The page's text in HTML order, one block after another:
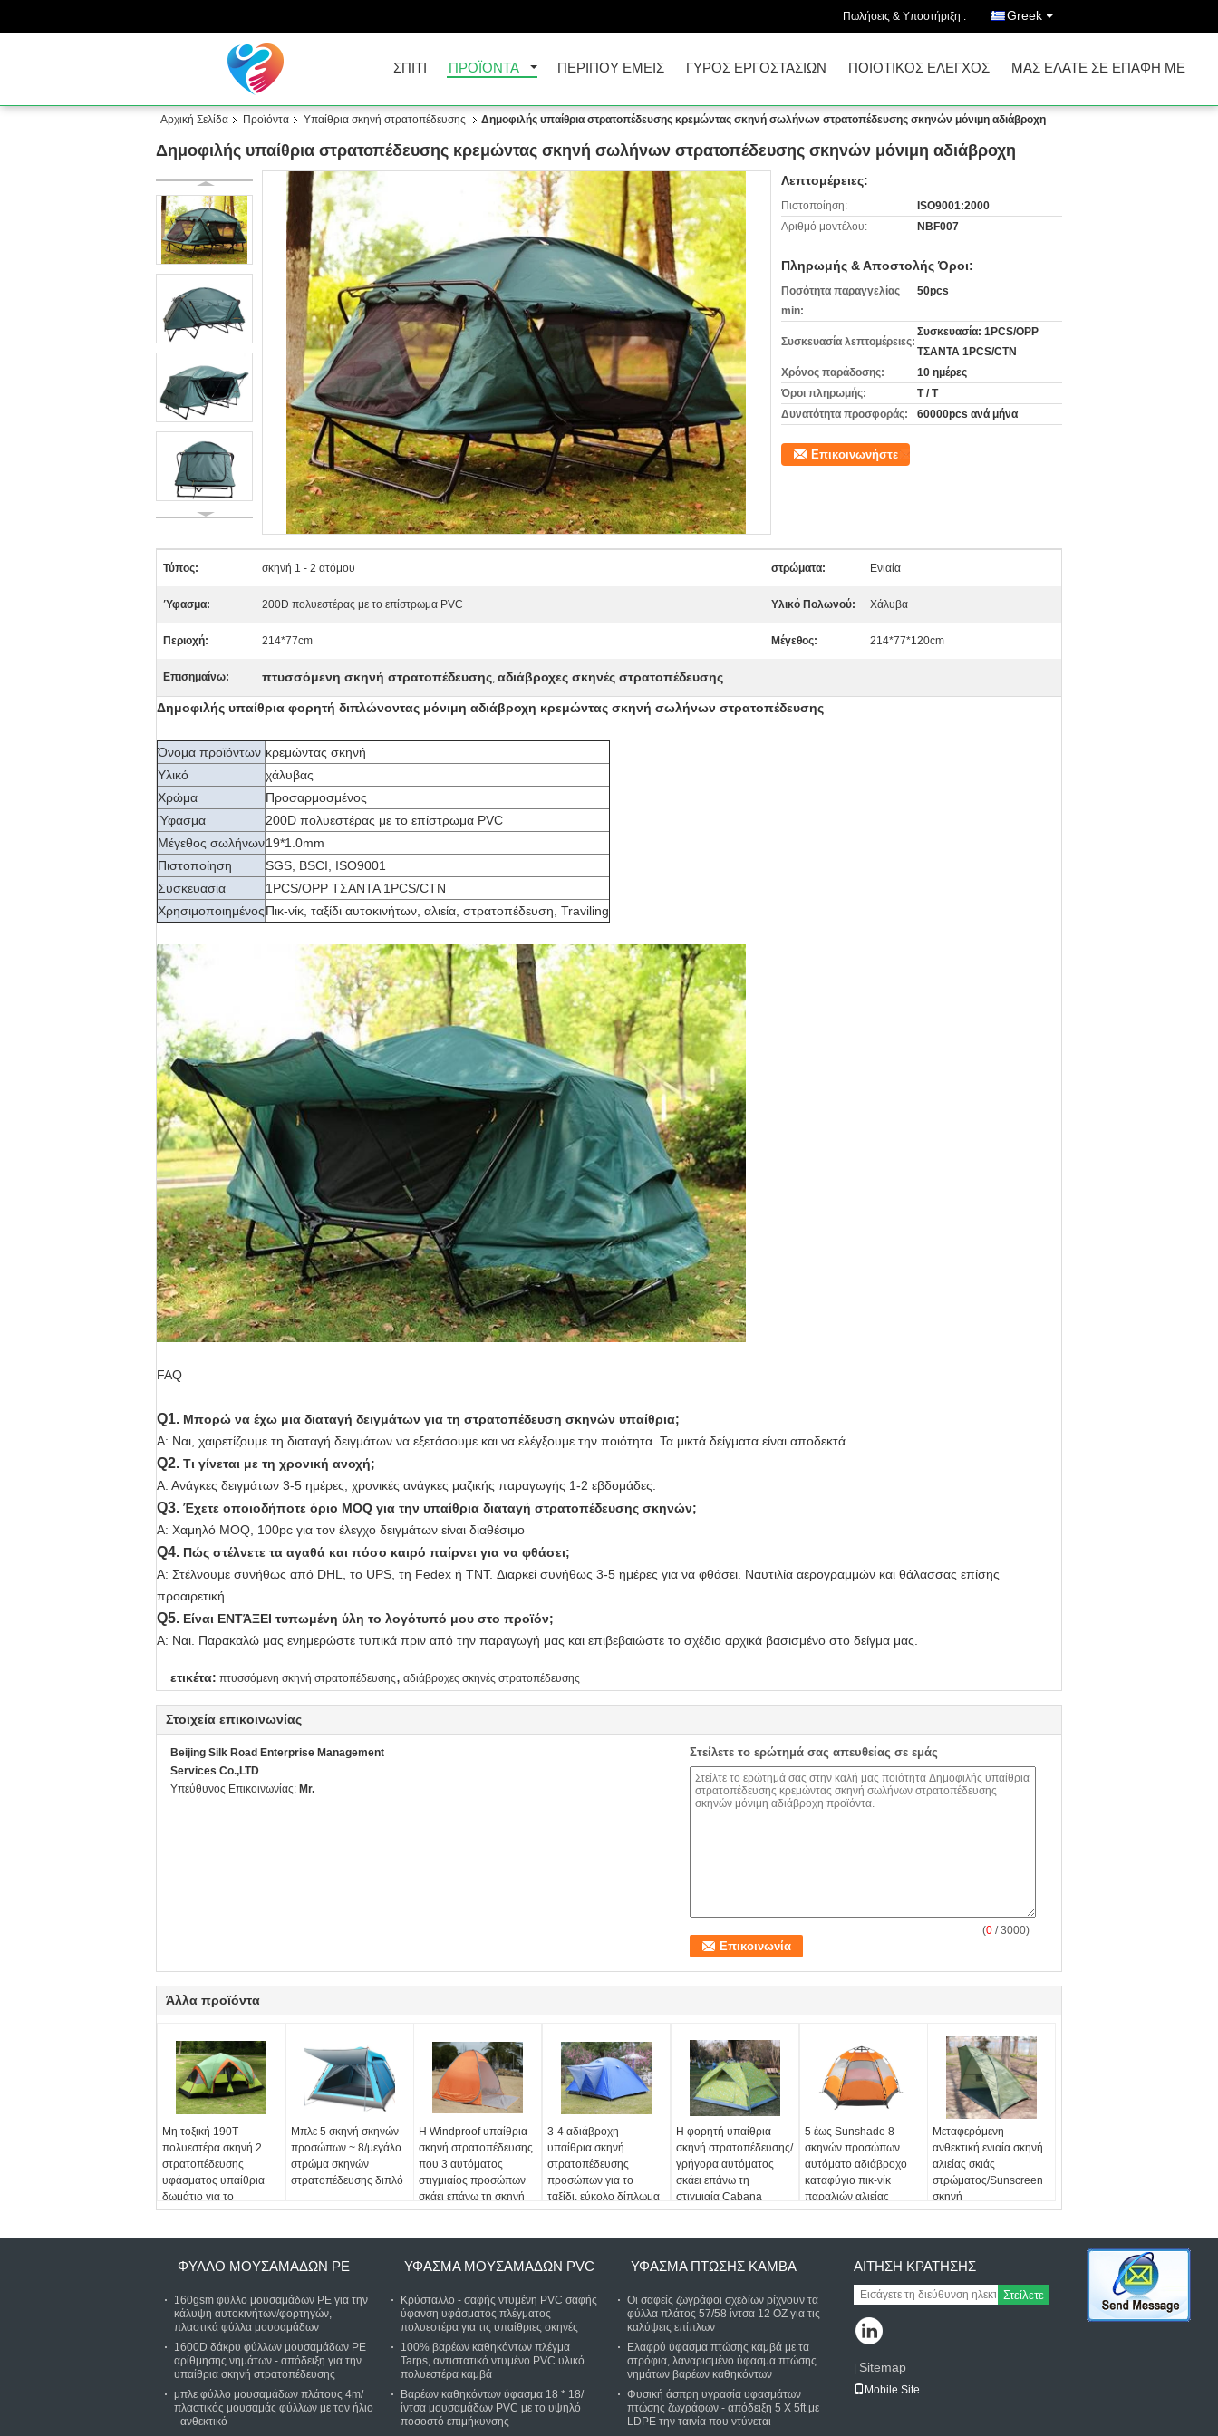
Πωλήσεις & Υποστήριξη : Greek
ΣΠΊΤΙ ΠΡΟΪΌΝΤΑ ΠΕΡΊΠΟΥ ΕΜΕΊΣ ΓΎΡΟΣ ΕΡΓΟΣΤΑΣΊΩΝ ΠΟΙΟΤΙΚΌΣ ΈΛΕΓΧΟΣ ΜΑΣ ΕΛΆΤΕ ΣΕ ΕΠΑΦΉ ΜΕ
Αρχική Σελίδα Προϊόντα Υπαίθρια σκηνή στρατοπέδευσης Δημοφιλής υπαίθρια στρατοπέδευσης κρεμώντας σκηνή σωλήνων στρατοπέδευσης σκηνών μόνιμη αδιάβροχη
Δημοφιλής υπαίθρια στρατοπέδευσης κρεμώντας σκηνή σωλήνων στρατοπέδευσης σκηνών μόνιμη αδιάβροχη
Λεπτομέρειες:
Πιστοποίηση:
ISO9001:2000
Αριθμό μοντέλου:
NBF007
Πληρωμής & Αποστολής Όροι:
Ποσότητα παραγγελίας
min:
50pcs
Συσκευασία λεπτομέρειες:
Συσκευασία: 1PCS/OPP
ΤΣΑΝΤΑ 1PCS/CTN
Χρόνος παράδοσης:
10 ημέρες
Όροι πληρωμής:
T / T
Δυνατότητα προσφοράς:
60000pcs ανά μήνα
Επικοινωνήστε
Τύπος: σκηνή 1 - 2 ατόμου στρώματα: Ενιαία
Ύφασμα: 200D πολυεστέρας με το επίστρωμα PVC Υλικό Πολωνού: Χάλυβα
Περιοχή: 214*77cm Μέγεθος: 214*77*120cm
Επισημαίνω: πτυσσόμενη σκηνή στρατοπέδευσης, αδιάβροχες σκηνές στρατοπέδευσης
Δημοφιλής υπαίθρια φορητή διπλώνοντας μόνιμη αδιάβροχη κρεμώντας σκηνή σωλήνων στρατοπέδευσης
Όνομα προϊόντων κρεμώντας σκηνή
Υλικό
χάλυβας
Χρώμα
Προσαρμοσμένος
Ύφασμα
200D πολυεστέρας με το επίστρωμα PVC
Μέγεθος σωλήνων19*1.0mm
Πιστοποίηση
SGS, BSCI, ISO9001
Συσκευασία
1PCS/OPP ΤΣΑΝΤΑ 1PCS/CTN
ΧρησιμοποιημένοςΠικ-νίκ, ταξίδι αυτοκινήτων, αλιεία, στρατοπέδευση, Traviling
FAQ
Q1. Μπορώ να έχω μια διαταγή δειγμάτων για τη στρατοπέδευση σκηνών υπαίθρια;
Α: Ναι, χαιρετίζουμε τη διαταγή δειγμάτων να εξετάσουμε και να ελέγξουμε την ποιότητα. Τα μικτά δείγματα είναι αποδεκτά.
Q2. Τι γίνεται με τη χρονική ανοχή;
Α: Ανάγκες δειγμάτων 3-5 ημέρες, χρονικές ανάγκες μαζικής παραγωγής 1-2 εβδομάδες.
Q3. Έχετε οποιοδήποτε όριο MOQ για την υπαίθρια διαταγή στρατοπέδευσης σκηνών;
Α: Χαμηλό MOQ, 100pc για τον έλεγχο δειγμάτων είναι διαθέσιμο
Q4. Πώς στέλνετε τα αγαθά και πόσο καιρό παίρνει για να φθάσει;
Α: Στέλνουμε συνήθως από DHL, το UPS, τη Fedex ή TNT. Διαρκεί συνήθως 3-5 ημέρες για να φθάσει. Ναυτιλία αερογραμμών και θάλασσας επίσης
προαιρετική.
Q5. Είναι ΕΝΤΆΞΕΙ τυπωμένη ύλη το λογότυπό μου στο προϊόν;
Α: Ναι. Παρακαλώ μας ενημερώστε τυπικά πριν από την παραγωγή μας και επιβεβαιώστε το σχέδιο αρχικά βασισμένο στο δείγμα μας.
ετικέτα: πτυσσόμενη σκηνή στρατοπέδευσης, αδιάβροχες σκηνές στρατοπέδευσης
Στοιχεία επικοινωνίας
Beijing Silk Road Enterprise Management
Services Co.,LTD
Υπεύθυνος Επικοινωνίας: Mr.
Στείλετε το ερώτημά σας απευθείας σε εμάς
(0 / 3000)
Άλλα προϊόντα
Μη τοξική 190T
πολυεστέρα σκηνή 2
στρατοπέδευσης
υφάσματος υπαίθρια
δωμάτιο για το
πρόσωπο 8 To10
Μπλε 5 σκηνή σκηνών
προσώπων ~ 8/μεγάλο
στρώμα σκηνών
στρατοπέδευσης διπλό
Η Windproof υπαίθρια
σκηνή στρατοπέδευσης
που 3 αυτόματος
στιγμιαίος προσώπων
σκάει επάνω τη σκηνή
3-4 αδιάβροχη
υπαίθρια σκηνή
στρατοπέδευσης
προσώπων για το
ταξίδι, εύκολο δίπλωμα
Η φορητή υπαίθρια
σκηνή στρατοπέδευσης/
γρήγορα αυτόματος
σκάει επάνω τη
στιγμιαία Cabana
σκηνή στρατοπέδευσης
5 έως Sunshade 8
σκηνών προσώπων
αυτόματο αδιάβροχο
καταφύγιο πικ-νίκ
παραλιών αλιείας
κήπων σκηνών θερινής
Μεταφερόμενη
ανθεκτική ενιαία σκηνή
αλιείας σκιάς
στρώματος/Sunscreen
σκηνή
ΦΎΛΛΟ ΜΟΥΣΑΜΆΔΩΝ PE
160gsm φύλλο μουσαμάδων PE για την
κάλυψη αυτοκινήτων/φορτηγών,
πλαστικά φύλλα μουσαμάδων
1600D δάκρυ φύλλων μουσαμάδων PE
αρίθμησης νημάτων - απόδειξη για την
υπαίθρια σκηνή στρατοπέδευσης
μπλε φύλλο μουσαμάδων πλάτους 4m/
πλαστικός μουσαμάς φύλλων με τον ήλιο
- ανθεκτικό
ΎΦΑΣΜΑ ΜΟΥΣΑΜΆΔΩΝ PVC
Κρύσταλλο - σαφής ντυμένη PVC σαφής
ύφανση υφάσματος πλέγματος
πολυεστέρα για τις υπαίθριες σκηνές
100% βαρέων καθηκόντων πλέγμα
Tarps, αντιστατικό ντυμένο PVC υλικό
πολυεστέρα καμβά
Βαρέων καθηκόντων ύφασμα 18 * 18/
ίντσα μουσαμάδων PVC με το υψηλό
ποσοστό επιμήκυνσης
ΎΦΑΣΜΑ ΠΤΏΣΗΣ ΚΑΜΒΆ
Οι σαφείς ζωγράφοι σχεδίων ρίχνουν τα
φύλλα πλάτος 57/58 ίντσα 12 OZ για τις
καλύψεις επίπλων
Ελαφρύ ύφασμα πτώσης καμβά με τα
στρόφια, λαναρισμένο ύφασμα πτώσης
νημάτων βαρέων καθηκόντων
Φυσική άσπρη υγρασία υφασμάτων
πτώσης ζωγράφων - απόδειξη 5 X 5ft με
LDPE την ταινία που ντύνεται
ΑΊΤΗΣΗ ΚΡΆΤΗΣΗΣ
Στείλετε
Sitemap
Mobile Site